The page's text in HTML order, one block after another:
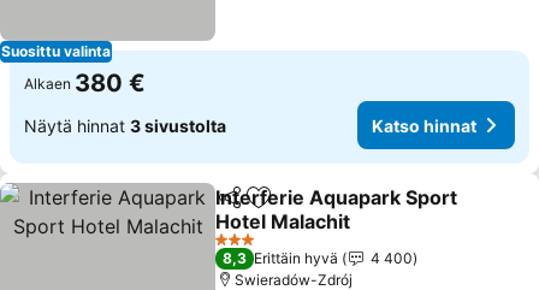
Suosittu valinta
Alkaen 380 €
Näytä hinnat 3 sivustolta Katso hinnat
Jaa Lisää suosikkeihin
Interferie Aquapark Sport
Hotel Malachit
Katso hinnat
3 Tähtiluokitus
8,3 Erittäin hyvä
4 400
Swieradów-Zdrój